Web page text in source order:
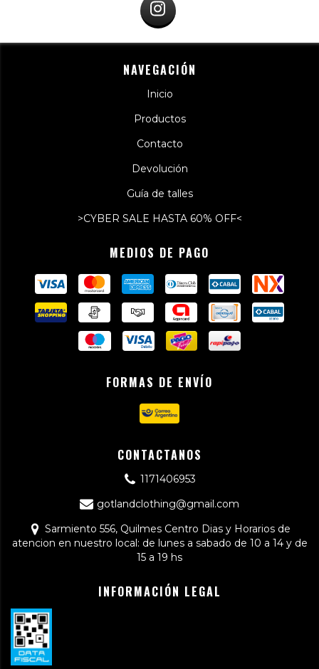
NAVEGACIÓN
Inicio
Productos
Contacto
Devolución
Guía de talles
>CYBER SALE HASTA 60% OFF<
MEDIOS DE PAGO
FORMAS DE ENVÍO
CONTACTANOS
1171406953
gotlandclothing@gmail.com
Sarmiento 556, Quilmes Centro Dias y Horarios de
atencion en nuestro local: de lunes a sabado de 10 a 14 y de
15 a 19 hs
INFORMACIÓN LEGAL